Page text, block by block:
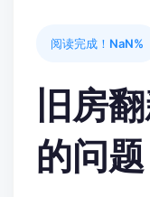
阅读完成！ NaN%
旧房
的问题